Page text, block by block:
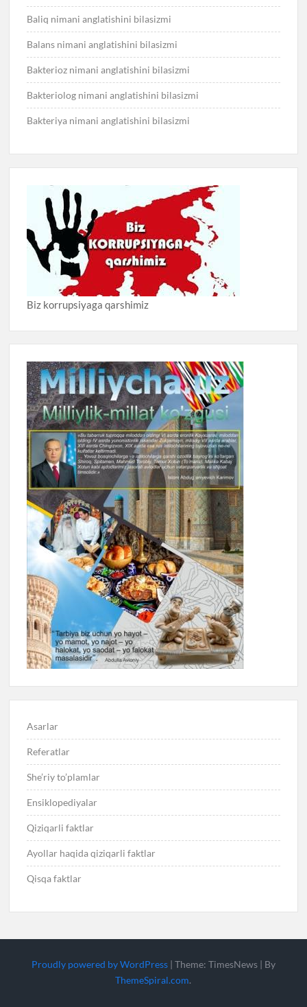
Baliq nimani anglatishini bilasizmi
Balans nimani anglatishini bilasizmi
Bakterioz nimani anglatishini bilasizmi
Bakteriolog nimani anglatishini bilasizmi
Bakteriya nimani anglatishini bilasizmi
Biz korrupsiyaga qarshimiz
Asarlar
Referatlar
She’riy to’plamlar
Ensiklopediyalar
Qiziqarli faktlar
Ayollar haqida qiziqarli faktlar
Qisqa faktlar
Proudly powered by WordPress | Theme: TimesNews | By
ThemeSpiral.com.